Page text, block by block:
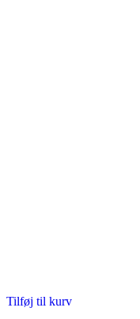
Tilføj til kurv